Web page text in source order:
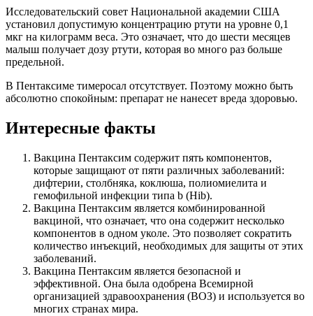
Исследовательский совет Национальной академии США
установил допустимую концентрацию ртути на уровне 0,1
мкг на килограмм веса. Это означает, что до шести месяцев
малыш получает дозу ртути, которая во много раз больше
предельной.
В Пентаксиме тимеросал отсутствует. Поэтому можно быть
абсолютно спокойным: препарат не нанесет вреда здоровью.
Интересные факты
Вакцина Пентаксим содержит пять компонентов,
которые защищают от пяти различных заболеваний:
дифтерии, столбняка, коклюша, полиомиелита и
гемофильной инфекции типа b (Hib).
Вакцина Пентаксим является комбинированной
вакциной, что означает, что она содержит несколько
компонентов в одном уколе. Это позволяет сократить
количество инъекций, необходимых для защиты от этих
заболеваний.
Вакцина Пентаксим является безопасной и
эффективной. Она была одобрена Всемирной
организацией здравоохранения (ВОЗ) и используется во
многих странах мира.